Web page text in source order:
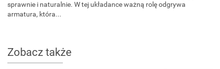
sprawnie i naturalnie. W tej układance ważną rolę odgrywa
armatura, która...
Zobacz także